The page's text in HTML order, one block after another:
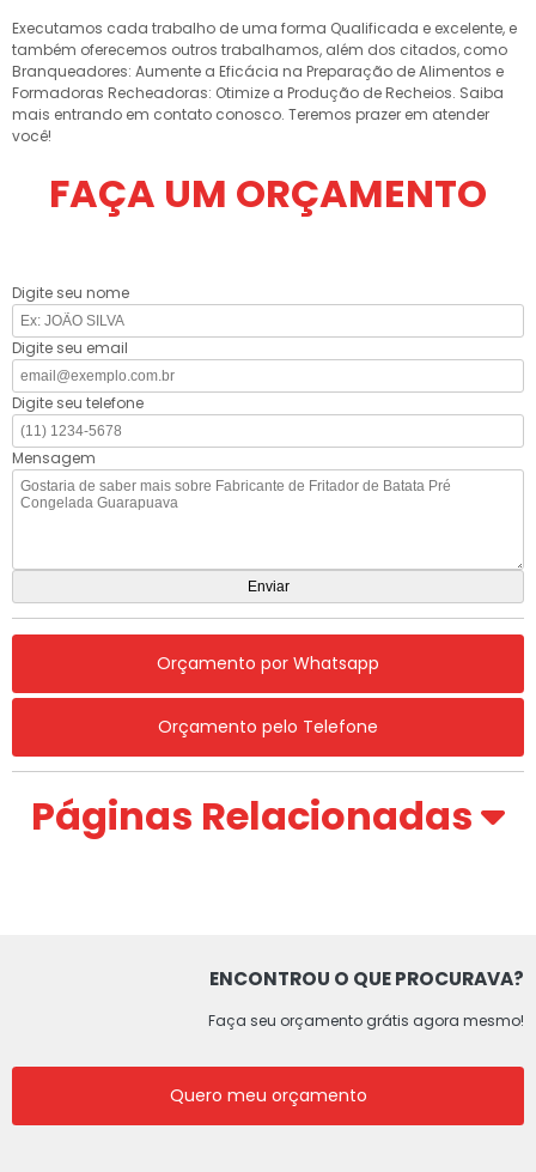
Executamos cada trabalho de uma forma Qualificada e excelente, e
também oferecemos outros trabalhamos, além dos citados, como
Branqueadores: Aumente a Eficácia na Preparação de Alimentos e
Formadoras Recheadoras: Otimize a Produção de Recheios. Saiba
mais entrando em contato conosco. Teremos prazer em atender
você!
FAÇA UM ORÇAMENTO
Digite seu nome
Digite seu email
Digite seu telefone
Mensagem
Orçamento por Whatsapp
Orçamento pelo Telefone
Páginas Relacionadas
ENCONTROU O QUE PROCURAVA?
Faça seu orçamento grátis agora mesmo!
Quero meu orçamento